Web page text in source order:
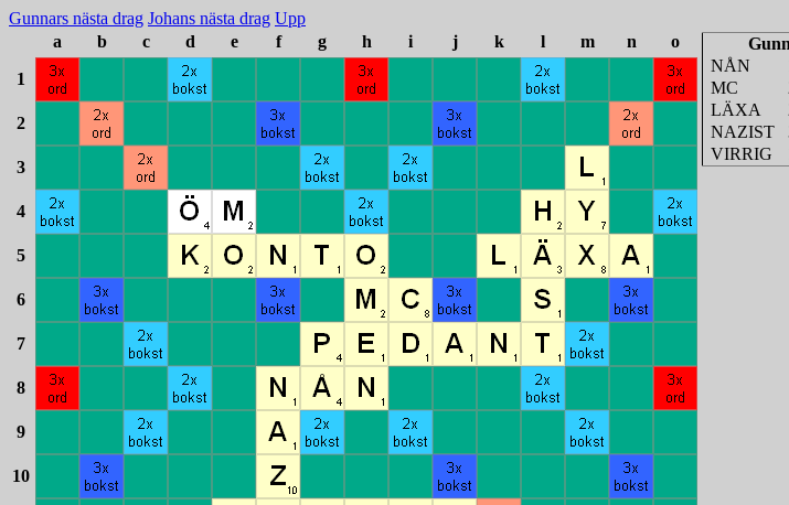
Gunnars nästa drag Johans nästa drag Upp
a
b c d e f g h i j k l m n
o
1
2
3
4
5
6
7
8
9
10
NÅN
MC
LÄXA
NAZIST
VIRRIG